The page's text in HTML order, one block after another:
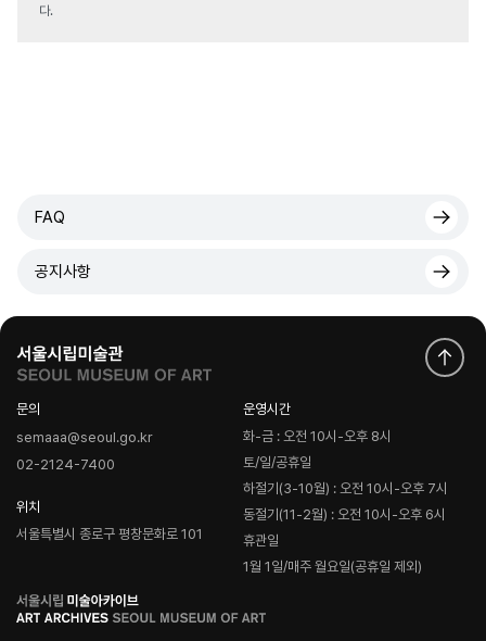
다.
FAQ
공지사항
문의
semaaa@seoul.go.kr
02-2124-7400
위치
서울특별시 종로구 평창문화로 101
운영시간
화-금 : 오전 10시-오후 8시
토/일/공휴일
하절기(3-10월) : 오전 10시-오후 7시
동절기(11-2월) : 오전 10시-오후 6시
휴관일
1월 1일/매주 월요일(공휴일 제외)
로
고